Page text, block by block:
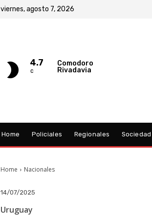
viernes, agosto 7, 2026
4.7
C
Comodoro
Rivadavia
Home Policiales Regionales Sociedad
Home Nacionales
14/07/2025
Uruguay